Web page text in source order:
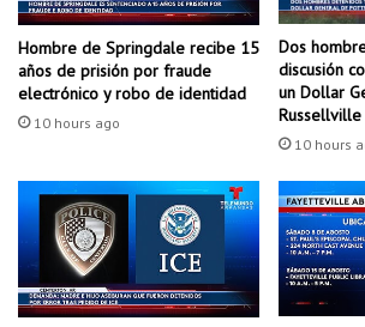
z
o
c
o
n
a
r
i
t
a
:
T
y
l
e
y
E
m
b
a
Hombre de Springdale recibe 15
años de prisión por fraude
electrónico y robo de identidad
10 hours ago
Dos
discusión
un Dollar
Russellville
10 hours